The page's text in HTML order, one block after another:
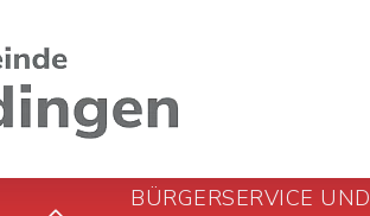
BÜRGERSERVICE UND